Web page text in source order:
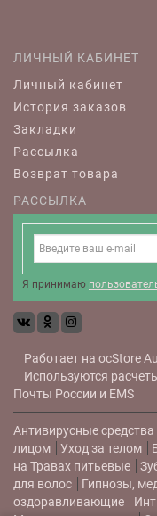
ЛИЧНЫЙ КАБИНЕТ
Личный кабинет
История заказов
Закладки
Рассылка
Возврат товара
РАССЫЛКА
Я принимаю
Работает на ocStore
Используются
Почты России и EMS
Антивирусные средства
лицом
Уход за телом
на Травах питьевые
для волос
Гипнозы,
оздоравливающие